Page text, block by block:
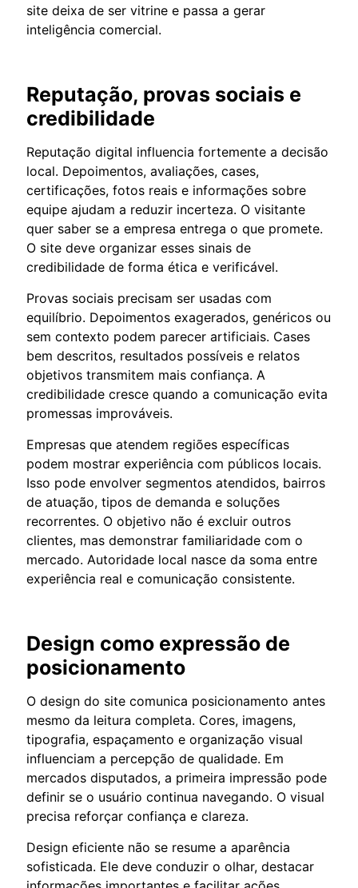
site deixa de ser vitrine e passa a gerar
inteligência comercial.
Reputação, provas sociais e
credibilidade
Reputação digital influencia fortemente a decisão
local. Depoimentos, avaliações, cases,
certificações, fotos reais e informações sobre
equipe ajudam a reduzir incerteza. O visitante
quer saber se a empresa entrega o que promete.
O site deve organizar esses sinais de
credibilidade de forma ética e verificável.
Provas sociais precisam ser usadas com
equilíbrio. Depoimentos exagerados, genéricos ou
sem contexto podem parecer artificiais. Cases
bem descritos, resultados possíveis e relatos
objetivos transmitem mais confiança. A
credibilidade cresce quando a comunicação evita
promessas improváveis.
Empresas que atendem regiões específicas
podem mostrar experiência com públicos locais.
Isso pode envolver segmentos atendidos, bairros
de atuação, tipos de demanda e soluções
recorrentes. O objetivo não é excluir outros
clientes, mas demonstrar familiaridade com o
mercado. Autoridade local nasce da soma entre
experiência real e comunicação consistente.
Design como expressão de
posicionamento
O design do site comunica posicionamento antes
mesmo da leitura completa. Cores, imagens,
tipografia, espaçamento e organização visual
influenciam a percepção de qualidade. Em
mercados disputados, a primeira impressão pode
definir se o usuário continua navegando. O visual
precisa reforçar confiança e clareza.
Design eficiente não se resume a aparência
sofisticada. Ele deve conduzir o olhar, destacar